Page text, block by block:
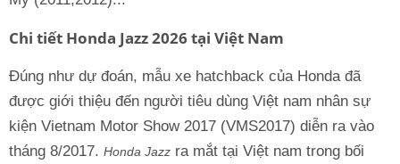
Chi tiết Honda Jazz 2026 tại Việt Nam
Đúng như dự đoán, mẫu xe hatchback của Honda đã
được giới thiệu đến người tiêu dùng Việt nam nhân sự
kiện Vietnam Motor Show 2017 (VMS2017) diễn ra vào
tháng 8/2017. Honda Jazz ra mắt tại Việt nam trong bối